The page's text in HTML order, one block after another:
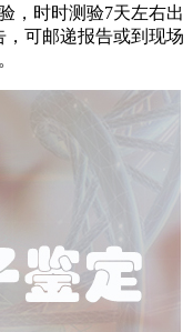
，时时测验7天左右出
可邮递报告或到现场